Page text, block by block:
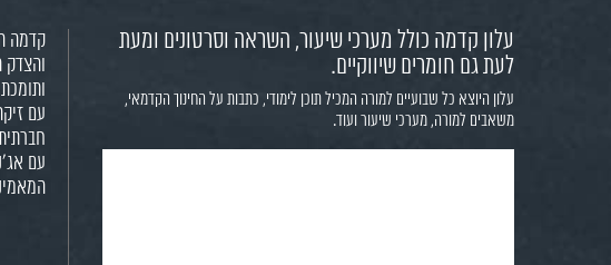
עלון קדמה כולל מערכי שיעור, השראה וסרטונים ומעת
לעת גם חומרים שיווקיים.
עלון היוצא כל שבועיים למורה המכיל תוכן לימודי, כתבות על החינוך הקדמאי,
משאבים למורה, מערכי שיעור ועוד.
קדמה
והצדק
עם
עם